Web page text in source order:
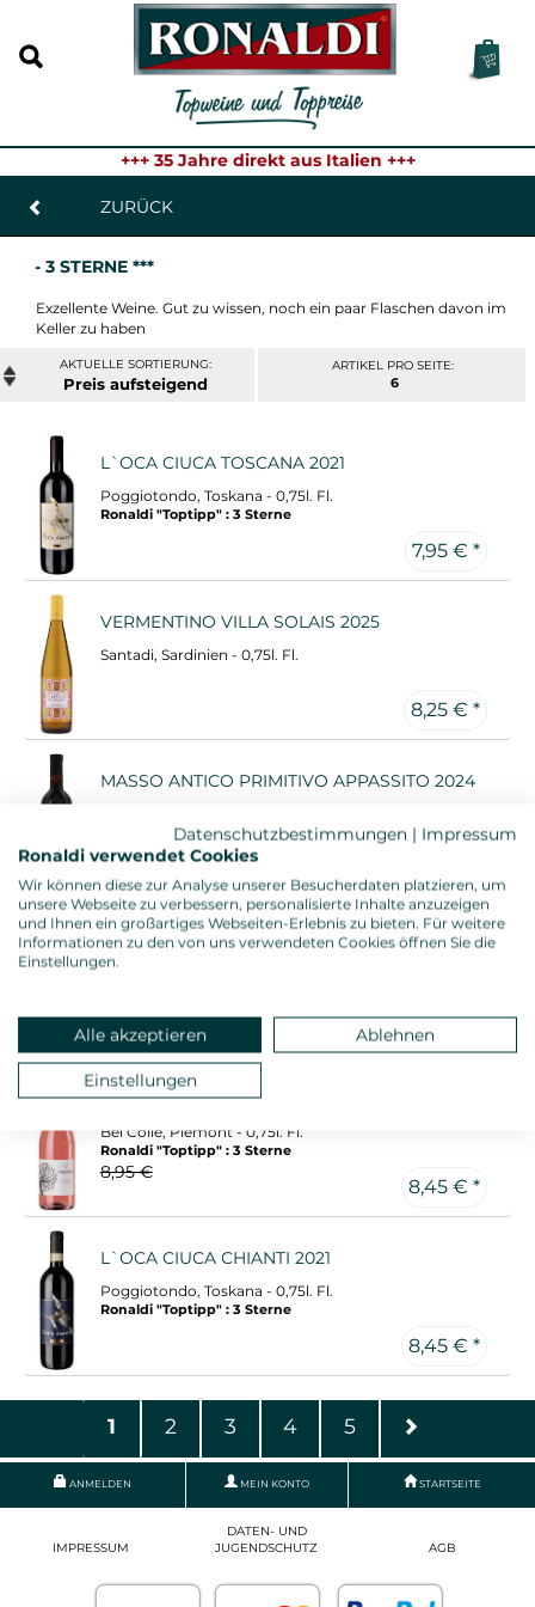
+++ 35 Jahre direkt aus Italien +++
ZURÜCK
- 3 STERNE ***
Exzellente Weine. Gut zu wissen, noch ein paar Flaschen davon im
Keller zu haben
Preis
ARTIKEL PRO SEITE:
6
L`OCA CIUCA TOSCANA 2021
Poggiotondo, Toskana - 0,75l. Fl.
Ronaldi "Toptipp" : 3 Sterne
7,95 € *
VERMENTINO VILLA SOLAIS 2025
Santadi, Sardinien - 0,75l. Fl.
8,25 € *
MASSO ANTICO PRIMITIVO APPASSITO 2024
Ronaldi "Toptipp" : 3 Sterne
BARBERA D`ALBA APE REALE 2024
Bel Colle, Piemont - 0,75l. Fl.
8,45 € *
LANGHE ROSATO 2025
Bel Colle, Piemont - 0,75l. Fl.
Ronaldi "Toptipp" : 3 Sterne
8,95 €
8,45 € *
L`OCA CIUCA CHIANTI 2021
Poggiotondo, Toskana - 0,75l. Fl.
Ronaldi "Toptipp" : 3 Sterne
8,45 € *
1 2 3 4 5
ANMELDEN MEIN KONTO STARTSEITE
IMPRESSUM
DATEN- UND
JUGENDSCHUTZ
AGB
Datenschutzbestimmungen | Impressum
Ronaldi verwendet Cookies
Wir können diese zur Analyse unserer Besucherdaten platzieren, um
unsere Webseite zu verbessern, personalisierte Inhalte anzuzeigen
und Ihnen ein großartiges Webseiten-Erlebnis zu bieten. Für weitere
Informationen zu den von uns verwendeten Cookies öffnen Sie die
Einstellungen.
Alle akzeptieren Ablehnen
Einstellungen